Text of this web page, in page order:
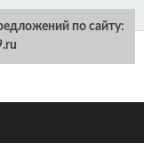
по сайту: